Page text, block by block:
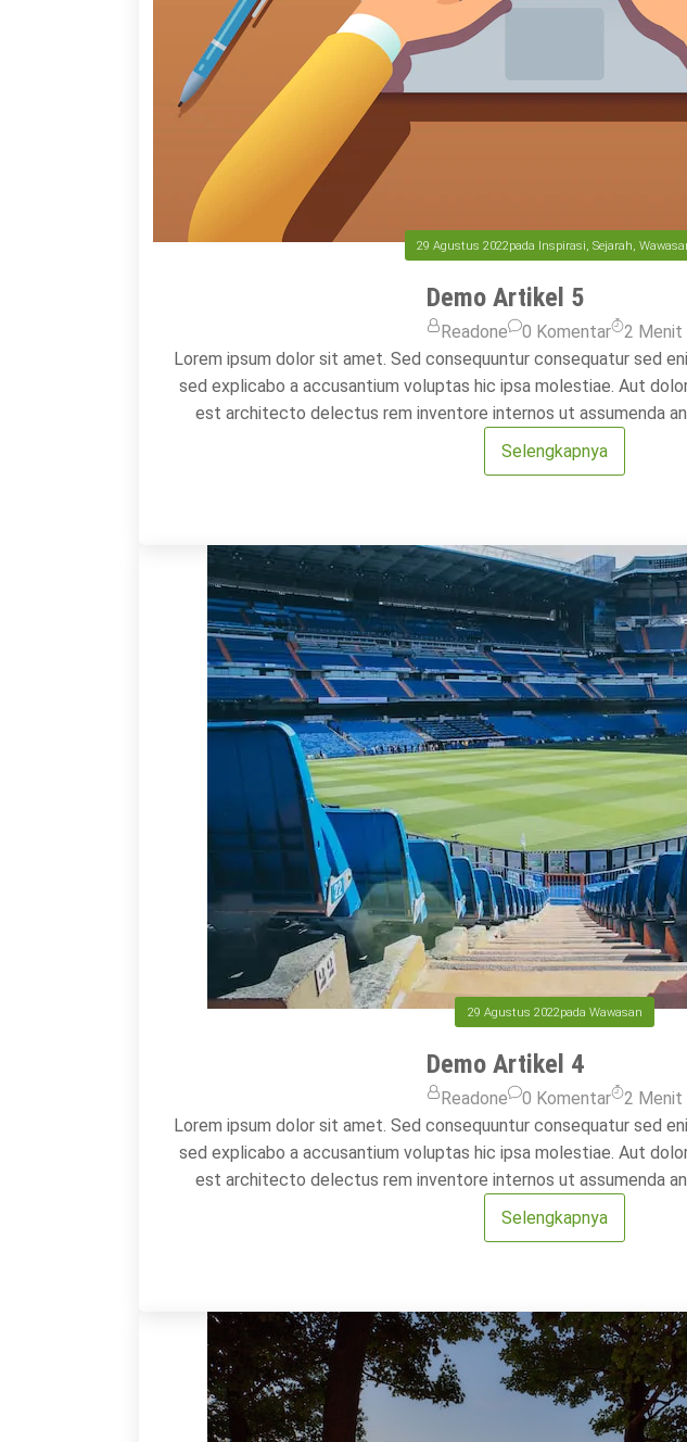
29 Agustus 2022pada Inspirasi,Sejarah,
Demo Artikel 5
Readone 0 Komentar 2 Menit
Lorem ipsum dolor sit amet. Sed consequuntur consequatur sed
sed explicabo a accusantium voluptas hic ipsa molestiae. Aut
est architecto delectus rem inventore internos ut assumenda
tenetur ut modi obcaecati non unde dicta sed aperiam. Sed
Selengkapnya
29 Agustus 2022pada Wawasan
Demo Artikel 4
Readone 0 Komentar 2 Menit
Lorem ipsum dolor sit amet. Sed consequuntur consequatur sed
sed explicabo a accusantium voluptas hic ipsa molestiae. Aut
est architecto delectus rem inventore internos ut assumenda
tenetur ut modi obcaecati non unde dicta sed aperiam. Sed
Selengkapnya